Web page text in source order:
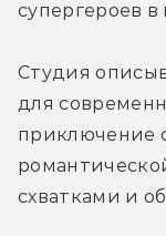
супергероев в
Студия
для
приключение
схватками и